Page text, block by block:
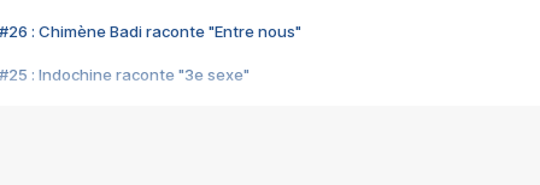
#26 : Chimène Badi raconte "Entre nous"
#25 : Indochine raconte "3e sexe"